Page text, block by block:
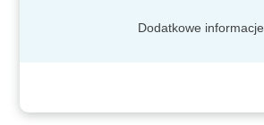
Dodatkowe informacje